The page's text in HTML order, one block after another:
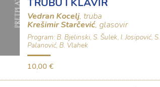
TRUBU I KLAVIR
Vedran Kocelj, truba
Krešimir Starčević, glasovir
Program: B. Bjelinski, S. Šulek, I. Josipović,
Palanović, B. Vlahek
10,00 €